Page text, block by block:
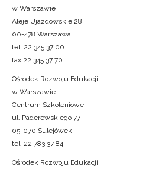
w Warszawie
Aleje Ujazdowskie 28
00-478 Warszawa
tel. 22 345 37 00
fax 22 345 37 70
Ośrodek Rozwoju Edukacji
w Warszawie
Centrum Szkoleniowe
ul. Paderewskiego 77
05-070 Sulejówek
tel. 22 783 37 84
Ośrodek Rozwoju Edukacji